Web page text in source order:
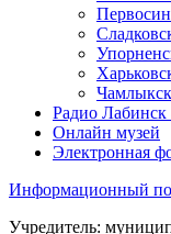
Радио Лабинск
Онлайн музей
Электронная
Информационный
Учредитель: